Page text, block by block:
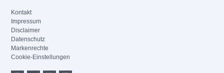
Kontakt
Impressum
Disclaimer
Datenschutz
Markenrechte
Cookie-Einstellungen